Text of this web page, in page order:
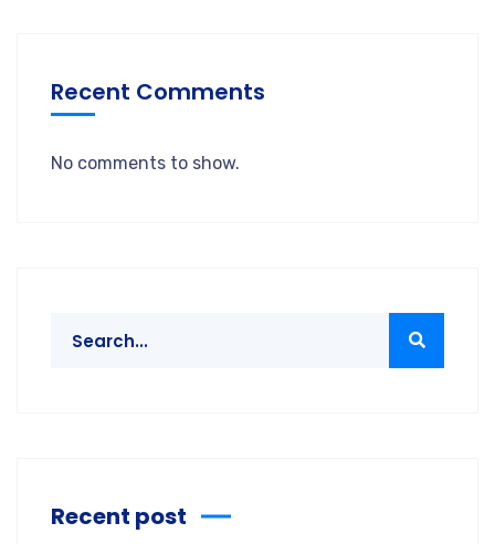
Recent Comments
No comments to show.
Recent post